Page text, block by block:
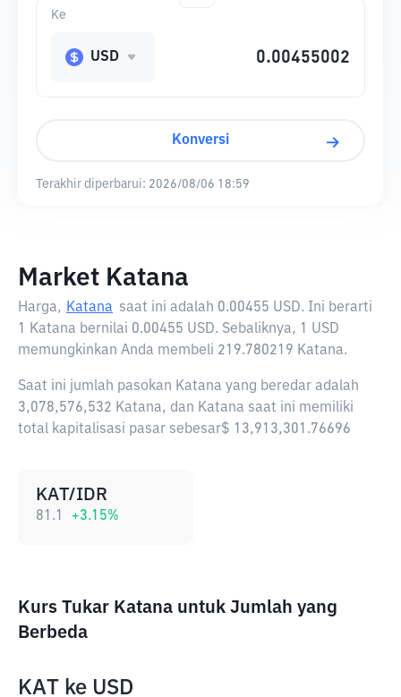
Ke
USD
Konversi
Terakhir diperbarui: 2026/08/06 18:59
Market Katana
Harga, Katana saat ini adalah 0.00455 USD. Ini berarti
1 Katana bernilai 0.00455 USD. Sebaliknya, 1 USD
memungkinkan Anda membeli 219.780219 Katana.
Saat ini jumlah pasokan Katana yang beredar adalah
3,078,576,532 Katana, dan Katana saat ini memiliki
total kapitalisasi pasar sebesar$ 13,913,301.76696
KAT/IDR
81.1 +3.15%
Kurs Tukar Katana untuk Jumlah yang
Berbeda
KAT ke USD